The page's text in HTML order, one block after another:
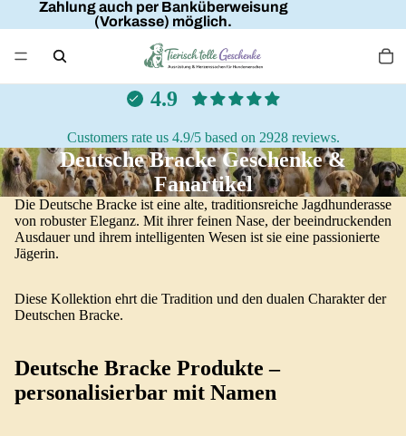
Zahlung auch per Banküberweisung
(Vorkasse) möglich.
4.9
Customers rate us 4.9/5 based on 2928 reviews.
Deutsche Bracke Geschenke &
Fanartikel
Die Deutsche Bracke ist eine alte, traditionsreiche Jagdhunderasse
von robuster Eleganz. Mit ihrer feinen Nase, der beeindruckenden
Ausdauer und ihrem intelligenten Wesen ist sie eine passionierte
Jägerin.
Diese Kollektion ehrt die Tradition und den dualen Charakter der
Deutschen Bracke.
Deutsche Bracke Produkte –
personalisierbar mit Namen